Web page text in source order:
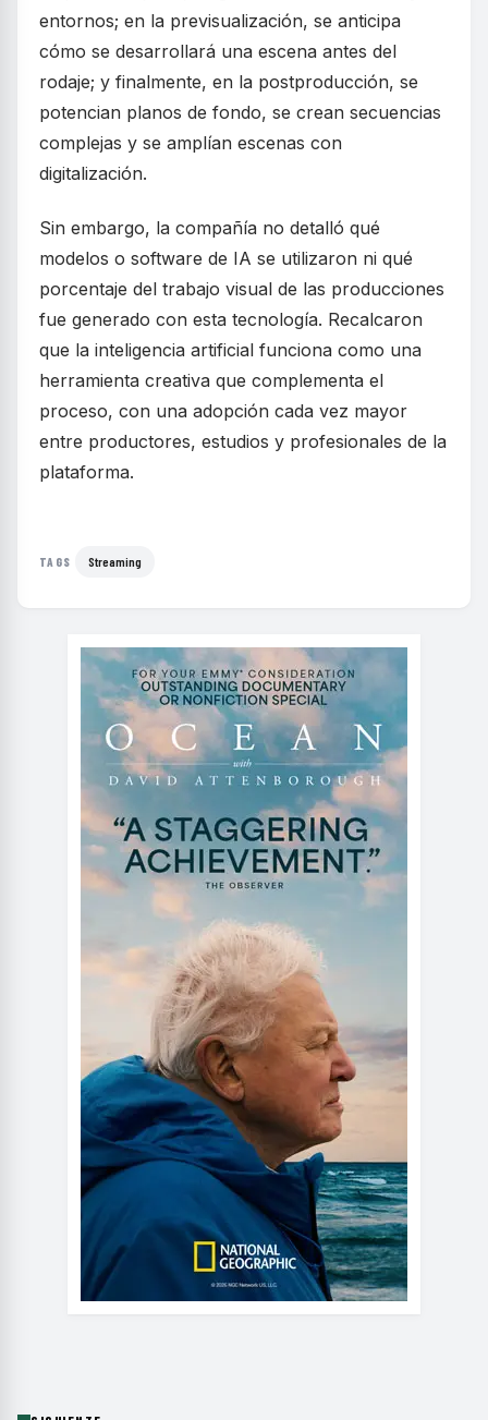
entornos; en la previsualización, se anticipa
cómo se desarrollará una escena antes del
rodaje; y finalmente, en la postproducción, se
potencian planos de fondo, se crean secuencias
complejas y se amplían escenas con
digitalización.
Sin embargo, la compañía no detalló qué
modelos o software de IA se utilizaron ni qué
porcentaje del trabajo visual de las producciones
fue generado con esta tecnología. Recalcaron
que la inteligencia artificial funciona como una
herramienta creativa que complementa el
proceso, con una adopción cada vez mayor
entre productores, estudios y profesionales de la
plataforma.
TAGS Streaming